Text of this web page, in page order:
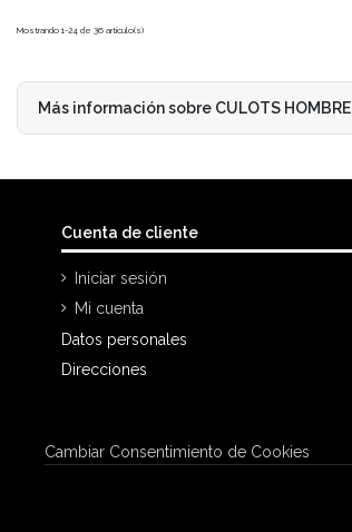
Mostrando 1-24 de 36 artículo(s)
Más información sobre CULOTS HOMBRE
Cuenta de cliente
Iniciar sesión
Mi cuenta
Datos personales
Direcciones
Cambiar Consentimiento de Cookies